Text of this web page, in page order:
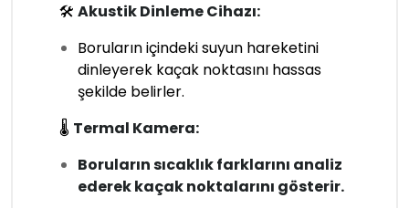
🛠 Akustik Dinleme Cihazı:
Boruların içindeki suyun hareketini
dinleyerek kaçak noktasını hassas
şekilde belirler.
🌡 Termal Kamera:
Boruların sıcaklık farklarını analiz
ederek kaçak noktalarını gösterir.